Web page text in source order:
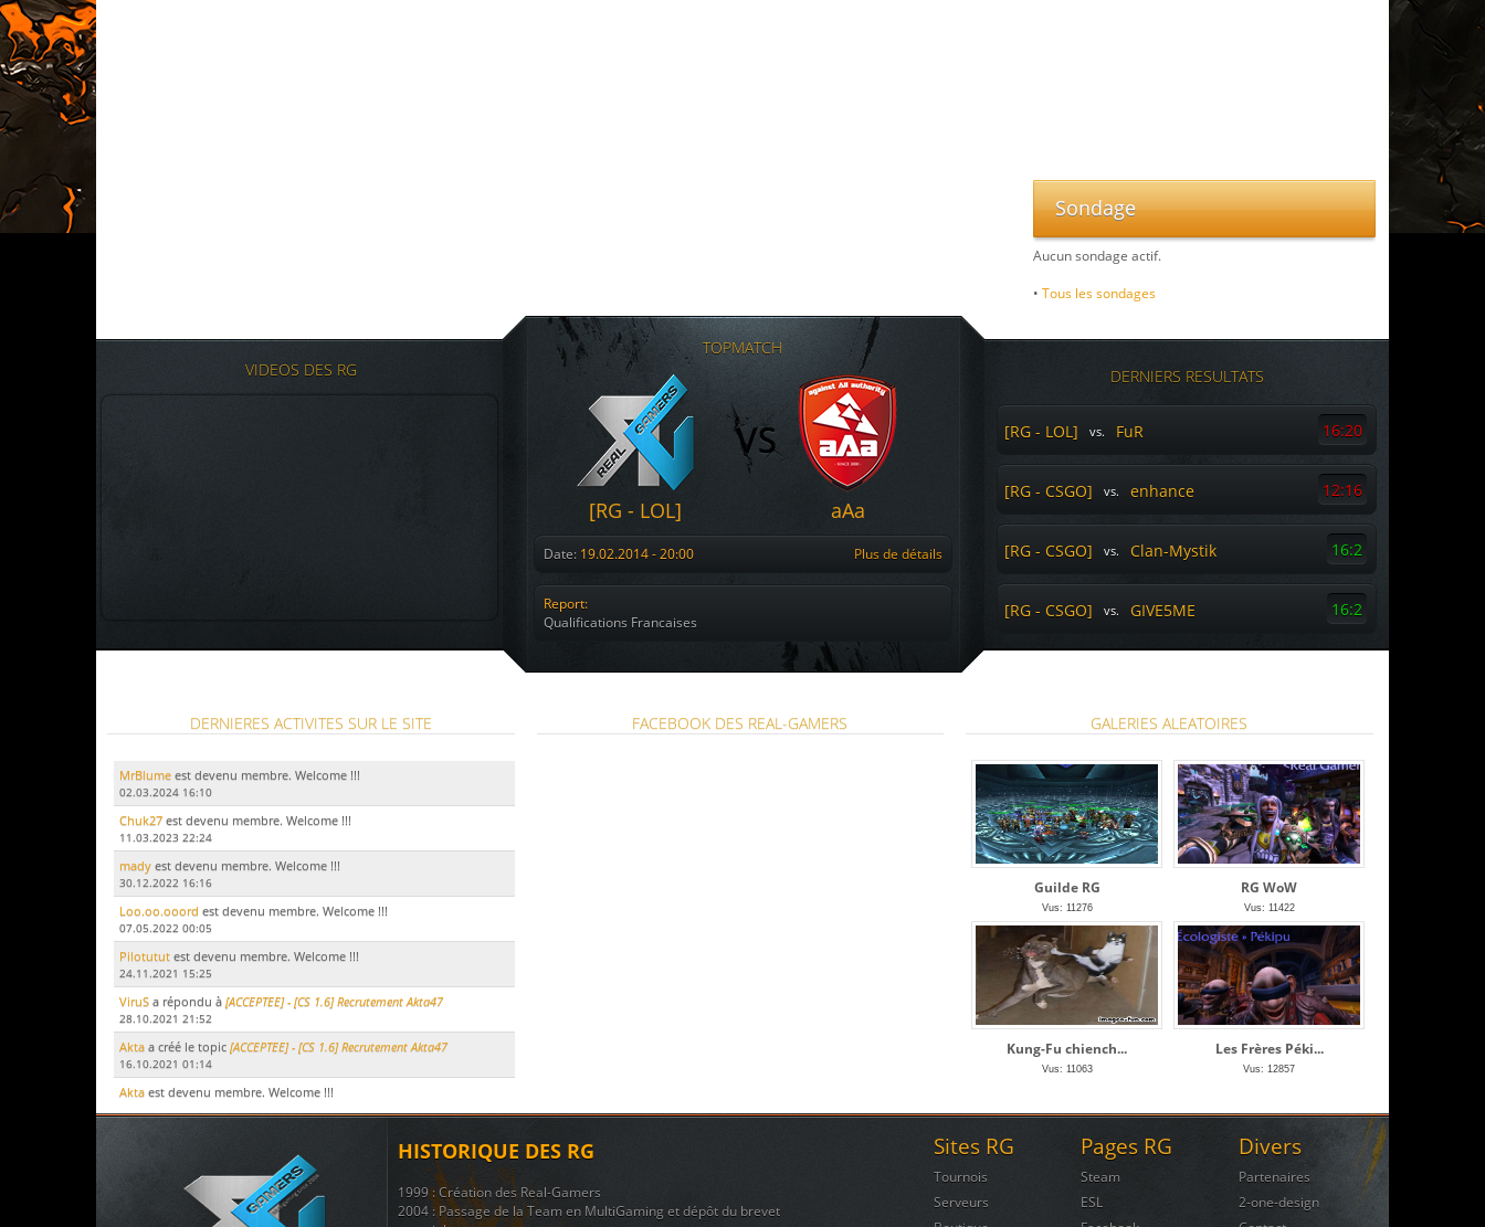
Sondage
Aucun sondage actif.
• Tous les sondages
VIDEOS DES RG
TOPMATCH
[RG - LOL] aAa
Date:19.02.2014 - 20:00 Plus de détails
Report:
Qualifications Francaises
DERNIERS RESULTATS
[RG - LOL] vs. FuR 16:20
[RG - CSGO] vs. enhance 12:16
[RG - CSGO] vs. Clan-Mystik 16:2
[RG - CSGO] vs. GIVE5ME 16:2
DERNIERES ACTIVITES SUR LE SITE
MrBlume est devenu membre. Welcome !!!
02.03.2024 16:10
Chuk27 est devenu membre. Welcome !!!
11.03.2023 22:24
mady est devenu membre. Welcome !!!
30.12.2022 16:16
Loo.oo.ooord est devenu membre. Welcome !!!
07.05.2022 00:05
Pilotutut est devenu membre. Welcome !!!
24.11.2021 15:25
ViruS a répondu à [ACCEPTEE] - [CS 1.6] Recrutement Akta47
28.10.2021 21:52
Akta a créé le topic [ACCEPTEE] - [CS 1.6] Recrutement Akta47
16.10.2021 01:14
Akta est devenu membre. Welcome !!!
Le Marsouina créé le topicban
17.11.2020 21:51
FACEBOOK DES REAL-GAMERS GALERIES ALEATOIRES
Guilde RG
Vus: 11276
RG WoW
Vus: 11422
Kung-Fu chiench...
Vus: 11063
Les Frères Péki...
Vus: 12857
HISTORIQUE DES RG
1999 : Création des Real-Gamers
2004 : Passage de la Team en MultiGaming et dépôt du brevet
Sites RG
Tournois
Serveurs
Pages RG
Steam
ESL
Divers
Partenaires
2-one-design